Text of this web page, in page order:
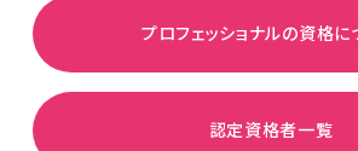
プロフェッショナルの資格に
認定資格者一覧